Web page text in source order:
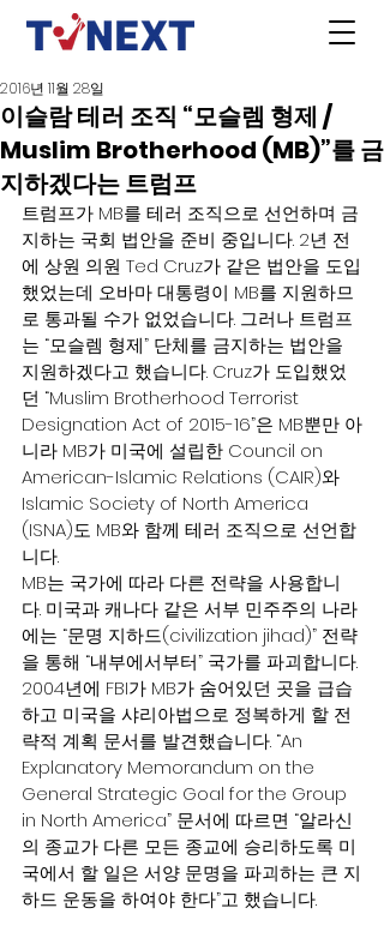
이슬람 테러 조직 “모슬렘 형제 /
Muslim Brotherhood (MB)”를 금
지하겠다는 트럼프
2016년 11월 28일
트럼프가 MB를 테러 조직으로 선언하며 금
지하는 국회 법안을 준비 중입니다. 2년 전
에 상원 의원 Ted Cruz가 같은 법안을 도입
했었는데 오바마 대통령이 MB를 지원하므
로 통과될 수가 없었습니다. 그러나 트럼프
는 “모슬렘 형제” 단체를 금지하는 법안을
지원하겠다고 했습니다. Cruz가 도입했었
던 “Muslim Brotherhood Terrorist
Designation Act of 2015-16”은 MB뿐만 아
니라 MB가 미국에 설립한 Council on
American-Islamic Relations (CAIR)와
Islamic Society of North America
(ISNA)도 MB와 함께 테러 조직으로 선언합
니다.
MB는 국가에 따라 다른 전략을 사용합니
다. 미국과 캐나다 같은 서부 민주주의 나라
에는 “문명 지하드(civilization jihad)” 전략
을 통해 “내부에서부터” 국가를 파괴합니다.
2004년에 FBI가 MB가 숨어있던 곳을 급습
하고 미국을 샤리아법으로 정복하게 할 전
략적 계획 문서를 발견했습니다. “An
Explanatory Memorandum on the
General Strategic Goal for the Group
in North America” 문서에 따르면 “알라신
의 종교가 다른 모든 종교에 승리하도록 미
국에서 할 일은 서양 문명을 파괴하는 큰 지
하드 운동을 하여야 한다”고 했습니다.